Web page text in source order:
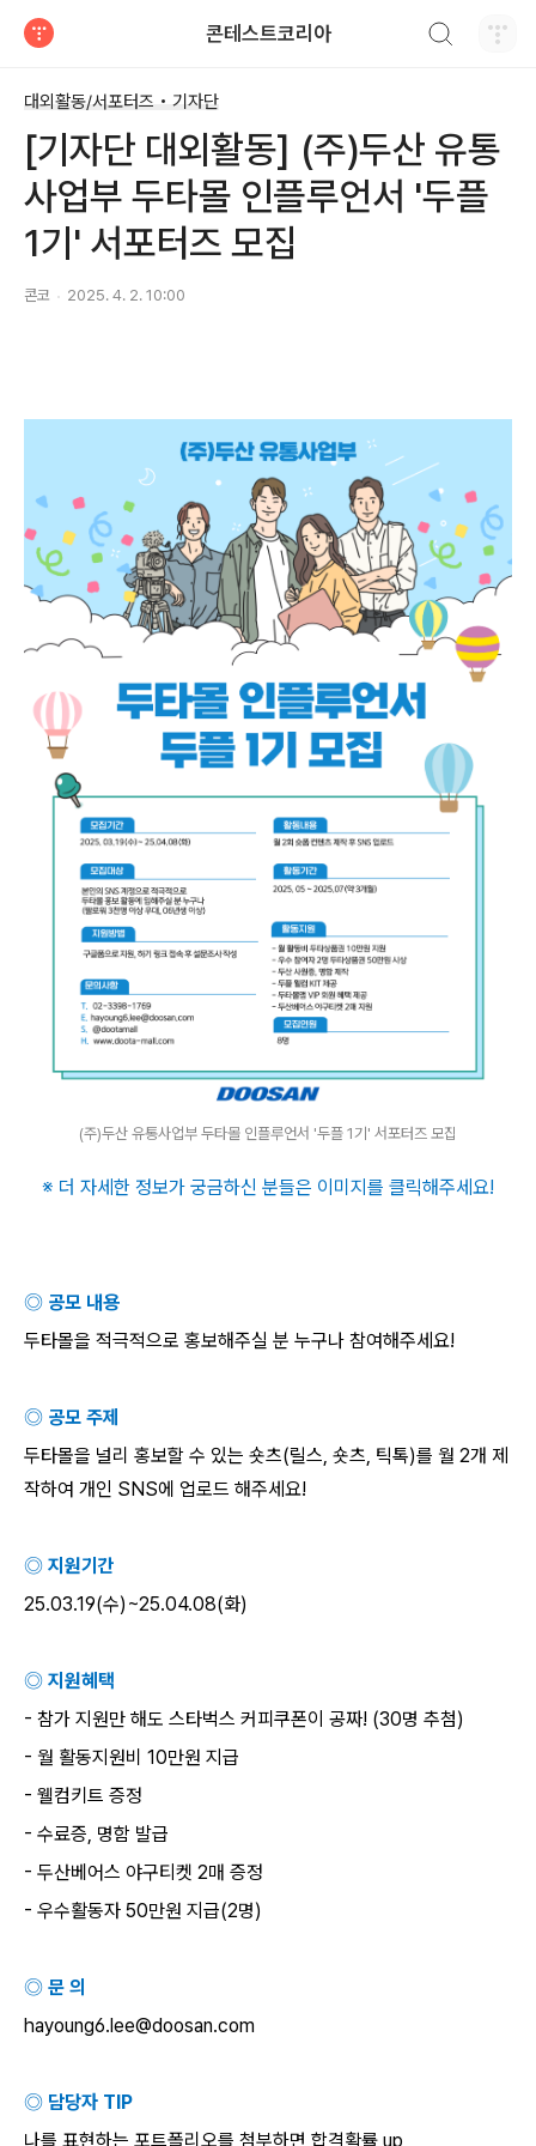
콘테스트코리아
대외활동/서포터즈 • 기자단
[기자단 대외활동] (주)두산 유통
사업부 두타몰 인플루언서 '두플
1기' 서포터즈 모집
콘코 2025. 4. 2. 10:00
(주)두산 유통사업부 두타몰 인플루언서 '두플 1기' 서포터즈 모집
※ 더 자세한 정보가 궁금하신 분들은 이미지를 클릭해주세요!
◎ 공모 내용
두타몰을 적극적으로 홍보해주실 분 누구나 참여해주세요!
◎ 공모 주제
두타몰을 널리 홍보할 수 있는 숏츠(릴스, 숏츠, 틱톡)를 월 2개 제
작하여 개인 SNS에 업로드 해주세요!
◎ 지원기간
25.03.19(수)~25.04.08(화)
◎ 지원혜택
- 참가 지원만 해도 스타벅스 커피쿠폰이 공짜! (30명 추첨)
- 월 활동지원비 10만원 지급
- 웰컴키트 증정
- 수료증, 명함 발급
- 두산베어스 야구티켓 2매 증정
- 우수활동자 50만원 지급(2명)
◎ 문 의
hayoung6.lee@doosan.com
◎ 담당자 TIP
나를 표현하는 포트폴리오를 첨부하면 합격확률 up